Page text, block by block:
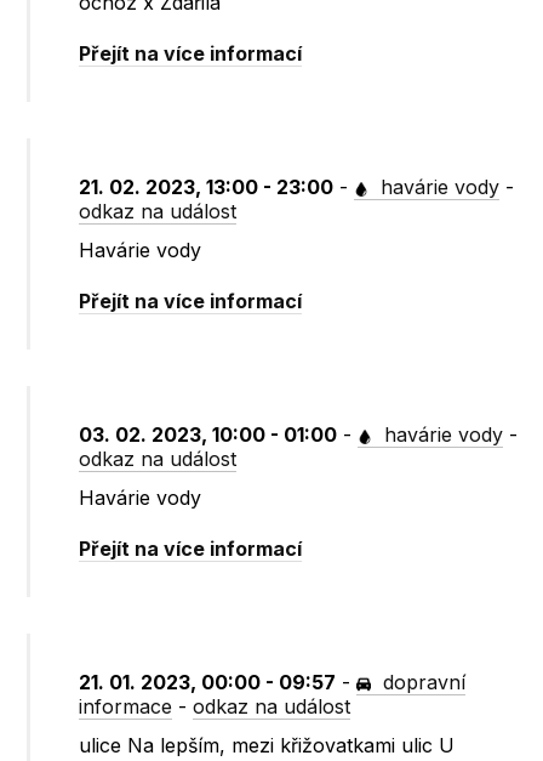
Přejít na více informací
21. 02. 2023, 13:00 - 23:00 - havárie vody -
odkaz na událost
Havárie vody
Přejít na více informací
03. 02. 2023, 10:00 - 01:00 - havárie vody -
odkaz na událost
Havárie vody
Přejít na více informací
21. 01. 2023, 00:00 - 09:57 -
dopravní
informace -odkaz na událost
ulice Na lepším, mezi křižovatkami ulic U